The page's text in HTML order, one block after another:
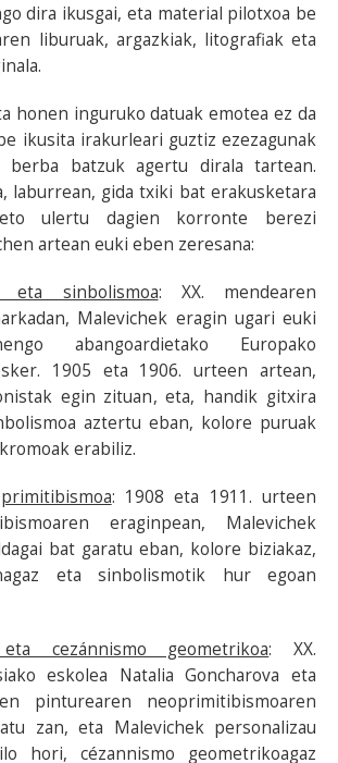
dira ikusgai, eta material pilotxoa be
liburuak, argazkiak, litografiak eta
honen inguruko datuak emotea ez da
ikusita irakurleari guztiz ezezagunak
berba batzuk agertu dirala tartean.
laburrean, gida txiki bat erakusketara
ulertu dagien korronte berezi
artean euki eben zeresana:
eta sinbolismoa: XX. mendearen
Malevichek eragin ugari euki
abangoardietako Europako
1905 eta 1906. urteen artean,
egin zituan, eta, handik gitxira
aztertu eban, kolore puruak
erabiliz.
: 1908 eta 1911. urteen
eraginpean, Malevichek
bat garatu eban, kolore biziakaz,
eta sinbolismotik hur egoan
cezánnismo geometrikoa: XX.
eskolea Natalia Goncharova eta
pinturearen neoprimitibismoaren
zan, eta Malevichek personalizau
hori, cézannismo geometrikoagaz